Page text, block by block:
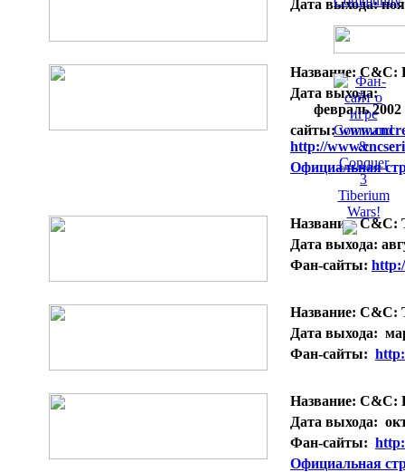
Дата выхода:
Название: C&C:
Дата выхода:
февраль 2002
сайты:
http://
Официальная
Название: C&C:
Дата выхода:
Фан-сайты:
Название: C&C:
Дата выхода:
Фан-сайты:
Название: C&C:
Дата выхода:
Фан-сайты:
Официальная